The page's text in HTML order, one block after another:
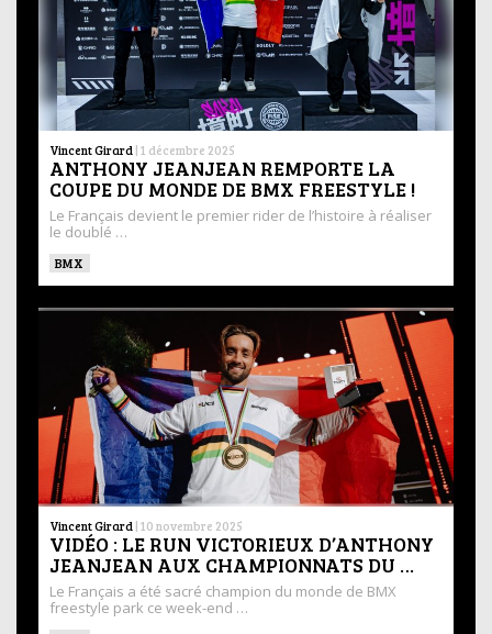
Vincent Girard | 1 décembre 2025
ANTHONY JEANJEAN REMPORTE LA
COUPE DU MONDE DE BMX FREESTYLE !
Le Français devient le premier rider de l’histoire à réaliser
le doublé …
BMX
Vincent Girard | 10 novembre 2025
VIDÉO : LE RUN VICTORIEUX D’ANTHONY
JEANJEAN AUX CHAMPIONNATS DU …
Le Français a été sacré champion du monde de BMX
freestyle park ce week-end …